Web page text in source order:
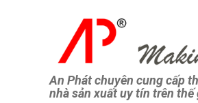
An Phát chuyên cung cấp
nhà sản xuất uy tín trên thế